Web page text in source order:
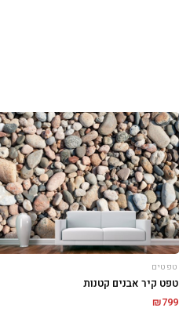
טפטים
טפט קיר אבנים קטנות
₪799